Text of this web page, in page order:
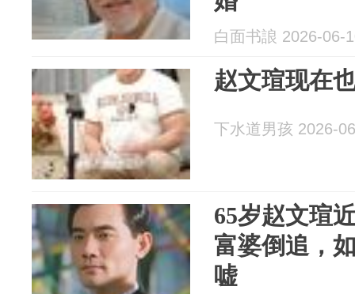
白面书誏 2026-06-
赵文瑄现在
下水道男孩 2026-
65岁赵文瑄
富婆倒追，
嘘